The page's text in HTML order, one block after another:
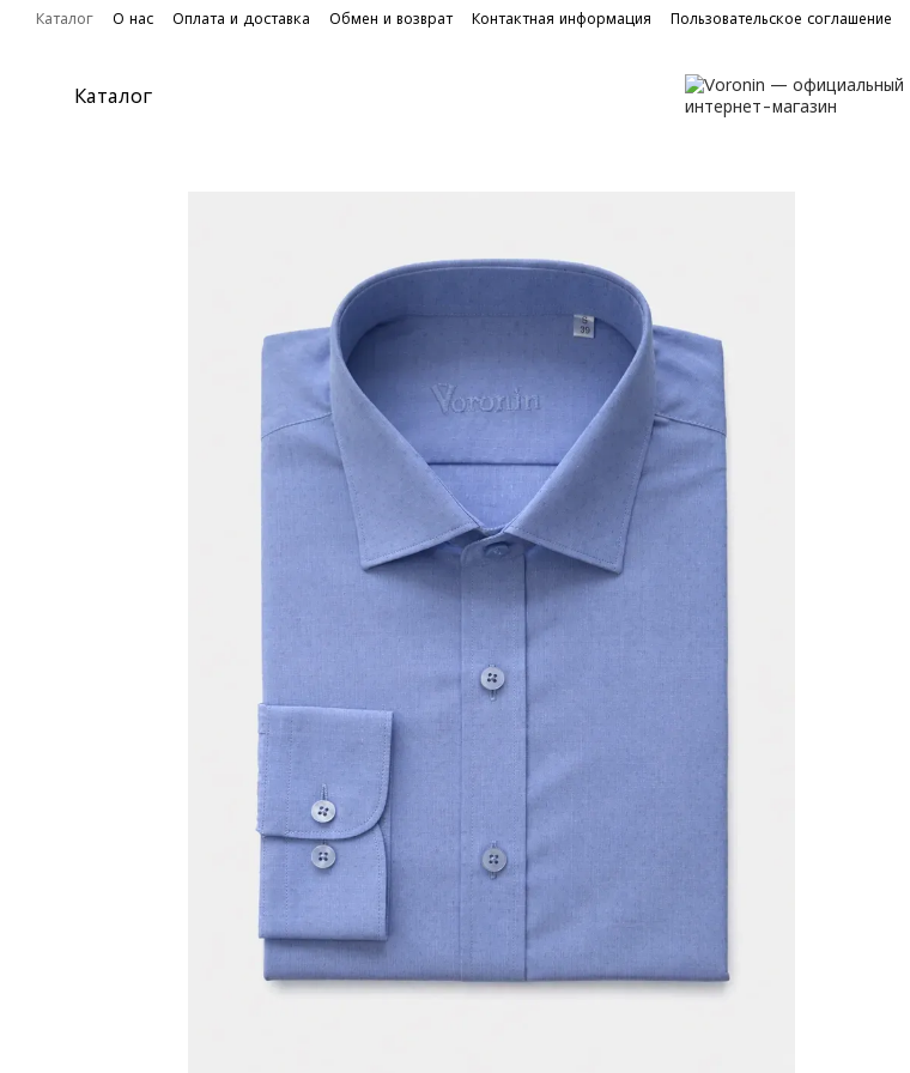
Перейти к основному контенту
Каталог О нас Оплата и доставка Обмен и возврат Контактная информация Пользовательское соглашение
Каталог